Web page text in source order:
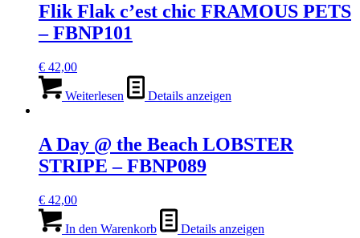
Flik Flak c’est chic FRAMOUS PETS
– FBNP101
€ 42,00
Weiterlesen Details anzeigen
A Day @ the Beach LOBSTER
STRIPE – FBNP089
€ 42,00
In den Warenkorb Details anzeigen